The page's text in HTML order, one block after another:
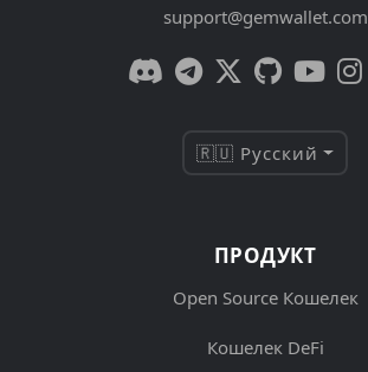
support@gemwallet.com
🇷🇺 Русский
ПРОДУКТ
Open Source Кошелек
Кошелек DeFi